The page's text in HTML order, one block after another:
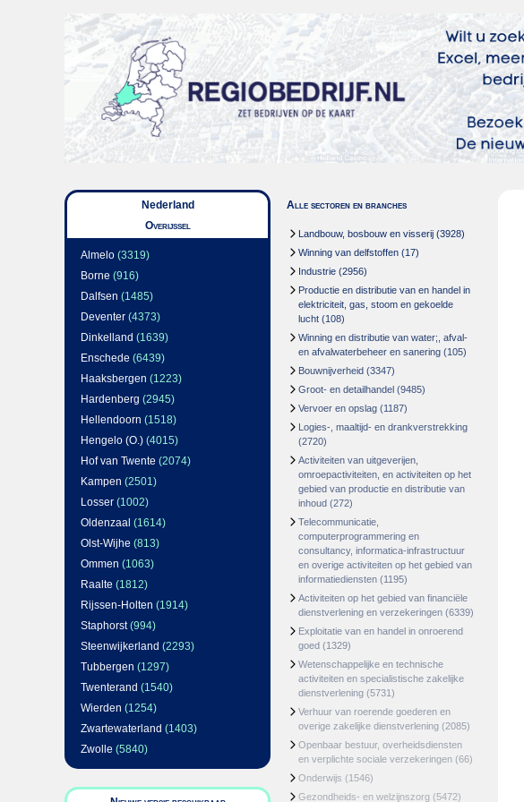
Nederland
Overijssel
Almelo (3319)
Borne (916)
Dalfsen (1485)
Deventer (4373)
Dinkelland (1639)
Enschede (6439)
Haaksbergen (1223)
Hardenberg (2945)
Hellendoorn (1518)
Hengelo (O.) (4015)
Hof van Twente (2074)
Kampen (2501)
Losser (1002)
Oldenzaal (1614)
Olst-Wijhe (813)
Ommen (1063)
Raalte (1812)
Rijssen-Holten (1914)
Staphorst(994)
Steenwijkerland (2293)
Tubbergen (1297)
Twenterand (1540)
Wierden (1254)
Zwartewaterland (1403)
Zwolle (5840)
Alle sectoren en branches
Landbouw, bosbouw en visserij (3928)
Winning van delfstoffen (17)
Industrie (2956)
Productie en distributie van en handel in
elektriciteit, gas, stoom en gekoelde
lucht (108)
Winning en distributie van water;, afval-
en afvalwaterbeheer en sanering (105)
Bouwnijverheid (3347)
Groot- en detailhandel (9485)
Vervoer en opslag (1187)
Logies-, maaltijd- en drankverstrekking
(2720)
Activiteiten van uitgeverijen,
omroepactiviteiten, en activiteiten op het
gebied van productie en distributie van
inhoud (272)
Telecommunicatie,
computerprogrammering en
consultancy, informatica-infrastructuur
en overige activiteiten op het gebied van
informatiediensten (1195)
Activiteiten op het gebied van financiële
dienstverlening en verzekeringen (6339)
Exploitatie van en handel in onroerend
goed (1329)
Wetenschappelijke en technische
activiteiten en specialistische zakelijke
dienstverlening (5731)
Verhuur van roerende goederen en
overige zakelijke dienstverlening (2085)
Openbaar bestuur, overheidsdiensten
en verplichte sociale verzekeringen (66)
Onderwijs (1546)
Gezondheids- en welzijnszorg (5472)